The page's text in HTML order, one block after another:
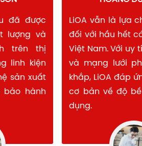
đã được
lượng và
trên thị
linh kiện
sản xuất
bảo hành
LiOA vẫn là
đối với hầu
Việt Nam. Với
và mạng lưới
khắp, LiOA
cơ bản về độ
dụng.